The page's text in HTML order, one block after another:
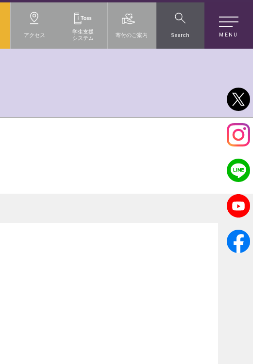
MENU
アクセス
学生支援
システム
寄付のご案内 Search